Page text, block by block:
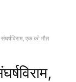
एक की मौत